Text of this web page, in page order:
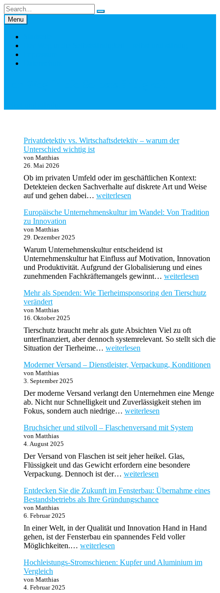
Skip
to
content
Menu
Privatdetektiv vs. Wirtschaftsdetektiv – warum der
Unterschied wichtig ist
von Matthias
26. Mai 2026
Ob im privaten Umfeld oder im geschäftlichen Kontext:
Detekteien decken Sachverhalte auf diskrete Art und Weise
auf und gehen dabei… Privatdetektiv
Wirtschaftsdetektiv
Unterschied
wichtig
ist
weiterlesen
Europäische Unternehmenskultur im Wandel: Von Tradition
zu Innovation
von Matthias
29. Dezember 2025
Warum Unternehmenskultur entscheidend ist
Unternehmenskultur hat Einfluss auf Motivation, Innovation
und Produktivität. Aufgrund der Globalisierung und eines
zunehmenden Fachkräftemangels gewinnt… Europäische
im
zu
Innovation
weiterlesen
Mehr als Spenden: Wie Tierheimsponsoring den Tierschutz
verändert
von Matthias
16. Oktober 2025
Tierschutz braucht mehr als gute Absichten Viel zu oft
unterfinanziert, aber dennoch systemrelevant. So stellt sich die
Situation der Tierheime… Mehr
Spenden:
den
Tierschutz
verändert
weiterlesen
Moderner Versand – Dienstleister, Verpackung, Konditionen
von Matthias
3. September 2025
Der moderne Versand verlangt den Unternehmen eine Menge
ab. Nicht nur Schnelligkeit und Zuverlässigkeit stehen im
Fokus, sondern auch niedrige… Moderner
–
Konditionen
weiterlesen
Bruchsicher und stilvoll – Flaschenversand mit System
von Matthias
4. August 2025
Der Versand von Flaschen ist seit jeher heikel. Glas,
Flüssigkeit und das Gewicht erfordern eine besondere
Verpackung. Dennoch ist der… Bruchsicher
stilvoll
–
System
weiterlesen
Entdecken Sie die Zukunft im Fensterbau: Übernahme eines
Bestandsbetriebs als Ihre Gründungschance
von Matthias
6. Februar 2025
In einer Welt, in der Qualität und Innovation Hand in Hand
gehen, ist der Fensterbau ein spannendes Feld voller
Möglichkeiten.… Entdecken
die
weiterlesen
Hochleistungs-Stromschienen: Kupfer und Aluminium im
Vergleich
von Matthias
4. Februar 2025